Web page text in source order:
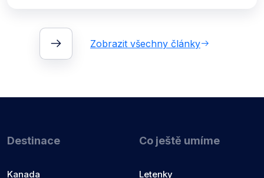
Zobrazit všechny články
Destinace
Kanada
Co ještě umíme
Letenky